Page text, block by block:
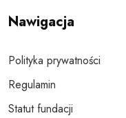
Nawigacja
Polityka prywatności
Regulamin
Statut fundacji